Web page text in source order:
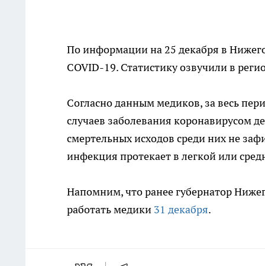
По информации на 25 декабря в
COVID-19. Статистику озвучили в
Согласно данным медиков, за весь
случаев заболевания коронавирусом
смертельных исходов среди них не
инфекция протекает в легкой или
Напомним, что ранее губернатор
работать медики 31 декабря.